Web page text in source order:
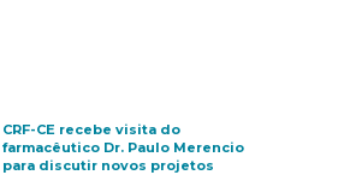
CRF-CE recebe visita do
farmacêutico Dr. Paulo Merencio
para discutir novos projetos